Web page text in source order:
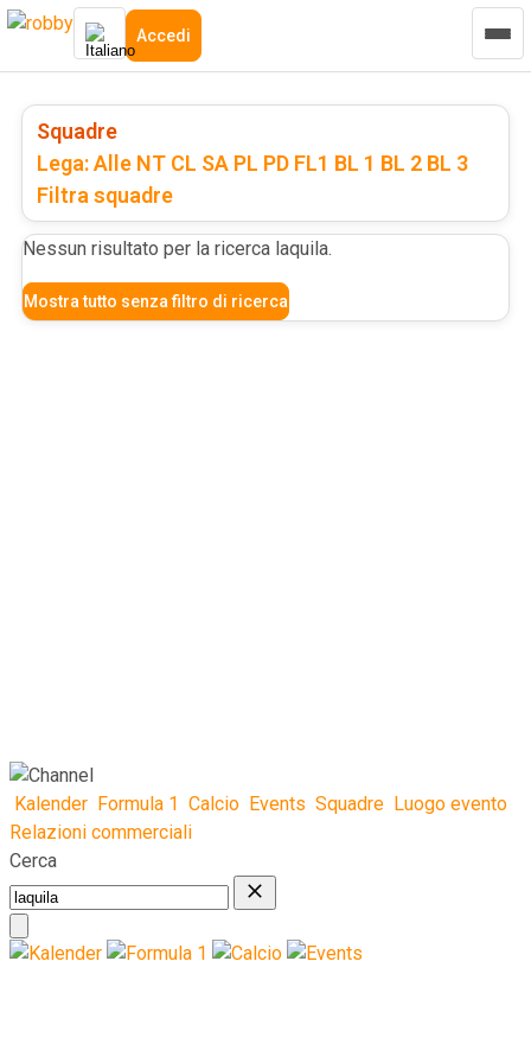
Accedi
Squadre
Lega: Alle NT CL SA PL PD FL1 BL 1 BL 2 BL 3
Filtra squadre
Nessun risultato per la ricerca laquila.
Mostra tutto senza filtro di ricerca
Kalender Formula 1 Calcio Events Squadre Luogo evento
Relazioni commerciali
Cerca